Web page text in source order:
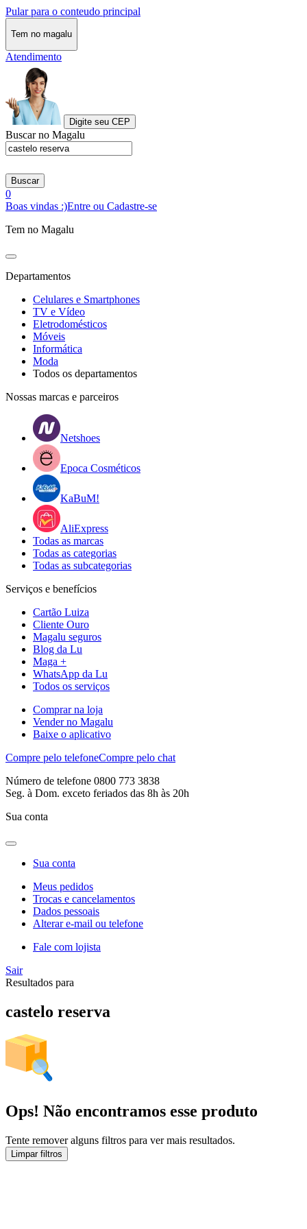
Pular para o conteudo principal
Tem no magalu
Atendimento
Digite seu CEP
Buscar no Magalu
Buscar
0
Boas vindas :)Entre ou Cadastre-se
Tem no Magalu
Departamentos
Celulares e Smartphones
TV e Vídeo
Eletrodomésticos
Móveis
Informática
Moda
Todos os departamentos
Nossas marcas e parceiros
Netshoes
Epoca Cosméticos
KaBuM!
AliExpress
Todas as marcas
Todas as categorias
Todas as subcategorias
Serviços e benefícios
Cartão Luiza
Cliente Ouro
Magalu seguros
Blog da Lu
Maga +
WhatsApp da Lu
Todos os serviços
Comprar na loja
Vender no Magalu
Baixe o aplicativo
Compre pelo telefoneCompre pelo chat
Número de telefone 0800 773 3838
Seg. à Dom. exceto feriados das 8h às 20h
Sua conta
Sua conta
Meus pedidos
Trocas e cancelamentos
Dados pessoais
Alterar e-mail ou telefone
Fale com lojista
Sair
Resultados para
castelo reserva
Ops! Não encontramos esse produto
Tente remover alguns filtros para ver mais resultados.
Limpar filtros